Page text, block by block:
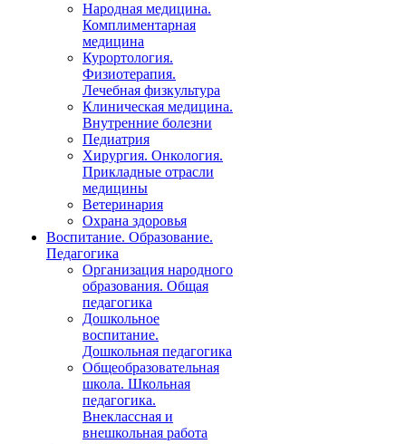
Народная медицина.
Комплиментарная
медицина
Курортология.
Физиотерапия.
Лечебная физкультура
Клиническая медицина.
Внутренние болезни
Педиатрия
Хирургия. Онкология.
Прикладные отрасли
медицины
Ветеринария
Охрана здоровья
Воспитание. Образование.
Педагогика
Организация народного
образования. Общая
педагогика
Дошкольное
воспитание.
Дошкольная педагогика
Общеобразовательная
школа. Школьная
педагогика.
Внеклассная и
внешкольная работа